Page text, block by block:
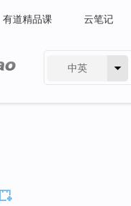
有道精品课 云笔记
中英